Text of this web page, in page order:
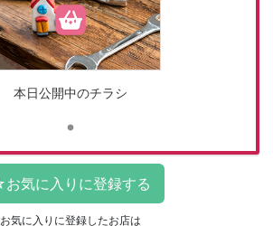
本日公開中のチラシ
お気に入りに登録したお店は